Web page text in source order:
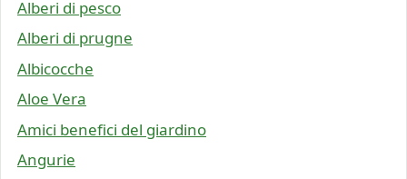
Alberi di pesco
Alberi di prugne
Albicocche
Aloe Vera
Amici benefici del giardino
Angurie